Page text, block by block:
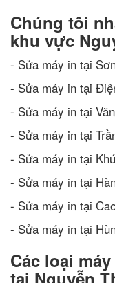
Chúng tôi
khu vực
- Sửa máy in tại
- Sửa máy in tại
- Sửa máy in tại
- Sửa máy in tại
- Sửa máy in tại
- Sửa máy in tại
- Sửa máy in tại
- Sửa máy in tại
Các loại
tại Nguyễn